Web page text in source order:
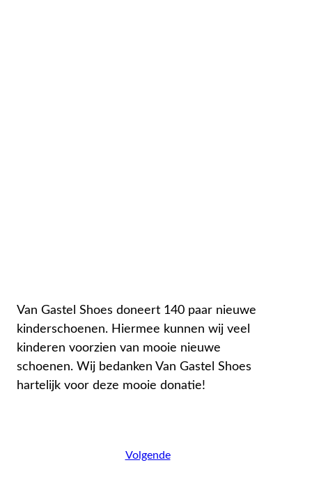
Van Gastel Shoes doneert 140 paar nieuwe
kinderschoenen. Hiermee kunnen wij veel
kinderen voorzien van mooie nieuwe
schoenen. Wij bedanken Van Gastel Shoes
hartelijk voor deze mooie donatie!
Volgende